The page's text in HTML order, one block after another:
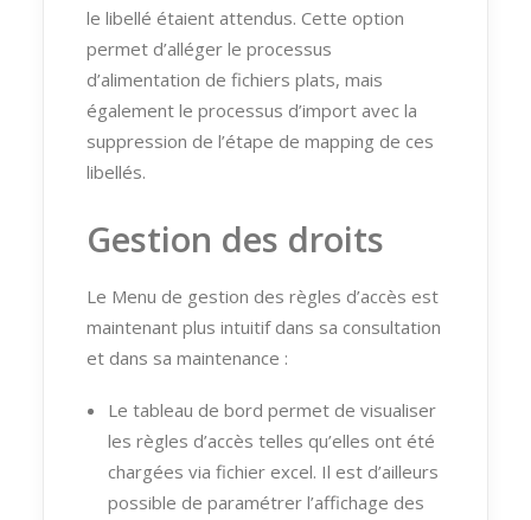
le libellé étaient attendus. Cette option
permet d’alléger le processus
d’alimentation de fichiers plats, mais
également le processus d’import avec la
suppression de l’étape de mapping de ces
libellés.
Gestion des droits
Le Menu de gestion des règles d’accès est
maintenant plus intuitif dans sa consultation
et dans sa maintenance :
Le tableau de bord permet de visualiser
les règles d’accès telles qu’elles ont été
chargées via fichier excel. Il est d’ailleurs
possible de paramétrer l’affichage des